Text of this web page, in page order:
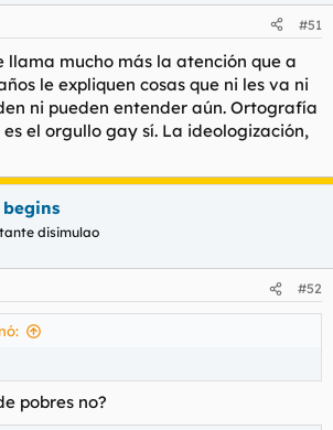
#51
llama mucho más la atención que a
le expliquen cosas que ni les va ni
ni pueden entender aún. Ortografía
el orgullo gay sí. La ideologización,
disimulao
#52
pobres no?